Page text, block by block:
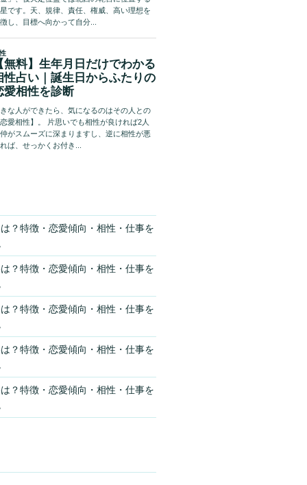
？特徴・恋愛傾向・相性・仕事を
？特徴・恋愛傾向・相性・仕事を
？特徴・恋愛傾向・相性・仕事を
？特徴・恋愛傾向・相性・仕事を
？特徴・恋愛傾向・相性・仕事を